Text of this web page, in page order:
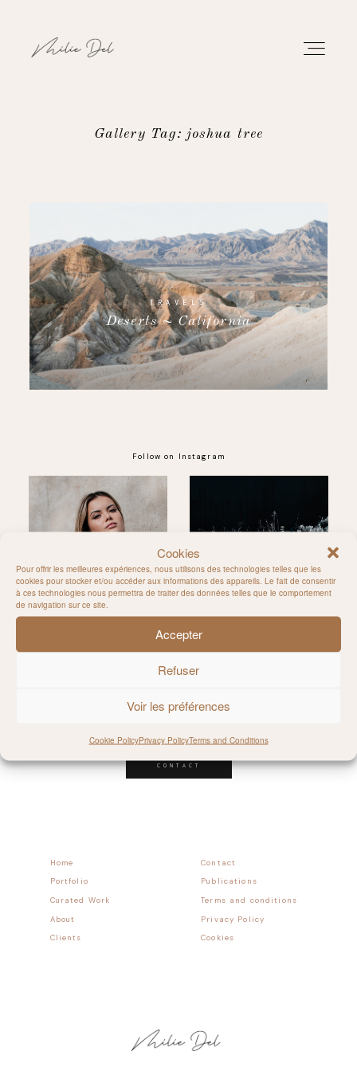
Cookies
Pour offrir les meilleures expériences, nous utilisons des technologies telles que les
cookies pour stocker et/ou accéder aux informations des appareils. Le fait de consentir
à ces technologies nous permettra de traiter des données telles que le comportement
de navigation sur ce site.
Accepter
Refuser
Voir les préférences
Cookie PolicyPrivacy PolicyTerms and Conditions
ABOUT
CONTACT
Gallery Tag: joshua tree
TRAVELS
Deserts ~ California
Follow on Instagram
Contact
Home
Publications
Portfolio
Terms and conditions
Curated Work
CONTACT
Privacy Policy
About
Cookies
Clients